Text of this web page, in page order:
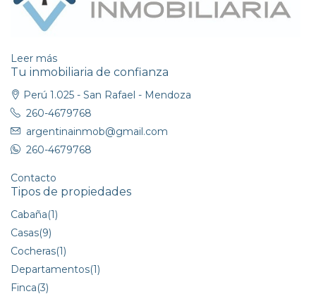
Leer más
Tu inmobiliaria de confianza
Perú 1.025 - San Rafael - Mendoza
260-4679768
argentinainmob@gmail.com
260-4679768
Contacto
Tipos de propiedades
Cabaña(1)
Casas(9)
Cocheras(1)
Departamentos(1)
Finca(3)